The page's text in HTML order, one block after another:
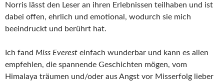
Norris lässt den Leser an ihren Erlebnissen teilhaben und ist
dabei offen, ehrlich und emotional, wodurch sie mich
beeindruckt und berührt hat.
Ich fand Miss Everest einfach wunderbar und kann es allen
empfehlen, die spannende Geschichten mögen, vom
Himalaya träumen und/oder aus Angst vor Misserfolg lieber